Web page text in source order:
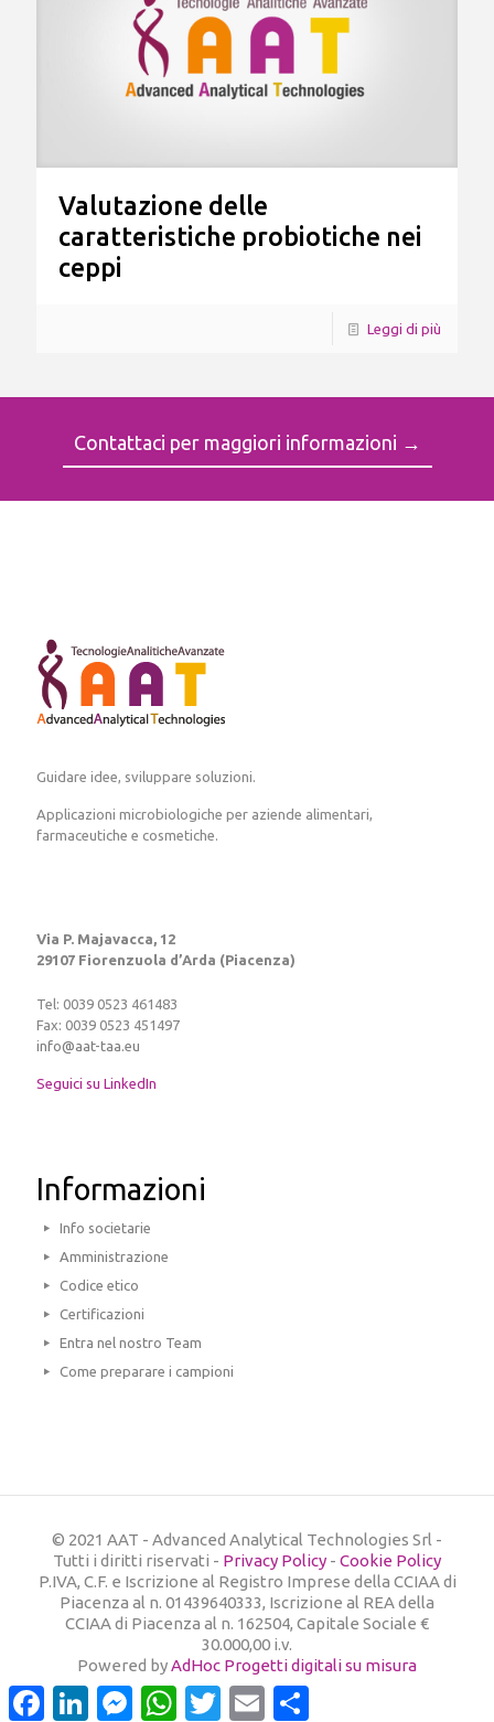
Valutazione delle
caratteristiche probiotiche nei
ceppi
Leggi di più
Contattaci per maggiori informazioni →
Guidare idee, sviluppare soluzioni.
Applicazioni microbiologiche per aziende alimentari,
farmaceutiche e cosmetiche.
Via P. Majavacca, 12
29107 Fiorenzuola d’Arda (Piacenza)
Tel: 0039 0523 461483
Fax: 0039 0523 451497
info@aat-taa.eu
Seguici su LinkedIn
Informazioni
Info societarie
Amministrazione
Codice etico
Certificazioni
Entra nel nostro Team
Come preparare i campioni
© 2021 AAT - Advanced Analytical Technologies Srl -
Tutti i diritti riservati - Privacy Policy - Cookie Policy
P.IVA, C.F. e Iscrizione al Registro Imprese della CCIAA di
Piacenza al n. 01439640333, Iscrizione al REA della
CCIAA di Piacenza al n. 162504, Capitale Sociale €
30.000,00 i.v.
Powered byAdHoc Progetti digitali su misura
FacebookLinkedIn MessengerWhatsAppTwitter Email